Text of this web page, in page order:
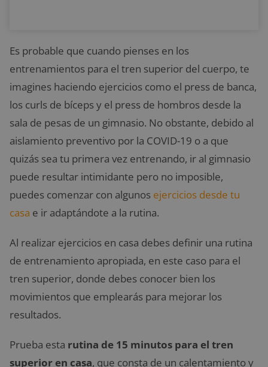
Es probable que cuando pienses en los
entrenamientos para el tren superior del cuerpo, te
imagines haciendo ejercicios como el press de banca,
los curls de bíceps y el press de hombros desde la
sala de pesas de un gimnasio. No obstante, debido al
aislamiento preventivo por la COVID-19 o a que
quizás sea tu primera vez entrenando, ir al gimnasio
puede resultar intimidante pero no imposible,
puedes comenzar con algunos ejercicios desde tu
casa e ir adaptándote a la rutina.
Al realizar ejercicios en casa debes definir una rutina
de entrenamiento apropiada, en este caso para el
tren superior, donde debes conocer bien los
movimientos que emplearás para mejorar los
resultados.
Prueba esta rutina de 15 minutos para el tren
superior en casa, que consta de un calentamiento y